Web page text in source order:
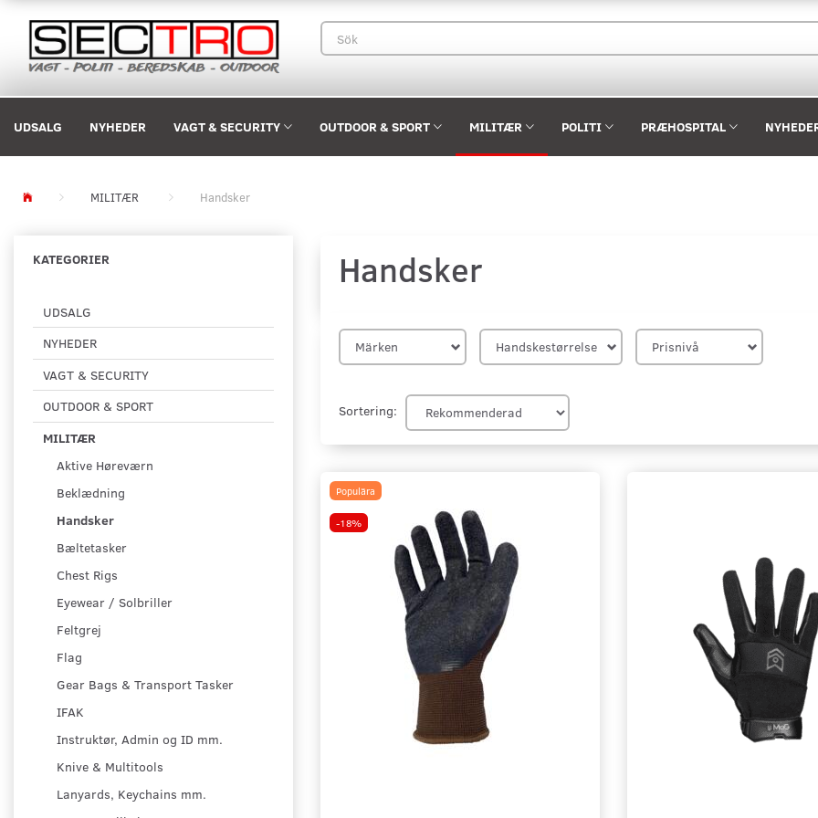
UDSALG NYHEDER VAGT & SECURITY OUTDOOR & SPORT MILITÆR POLITI PRÆHOSPITAL
MILITÆR Handsker
KATEGORIER
UDSALG
NYHEDER
VAGT & SECURITY
OUTDOOR & SPORT
MILITÆR
Aktive Høreværn
Beklædning
Handsker
Bæltetasker
Chest Rigs
Eyewear / Solbriller
Feltgrej
Flag
Gear Bags & Transport Tasker
IFAK
Instruktør, Admin og ID mm.
Knive & Multitools
Lanyards, Keychains mm.
Handsker
Märken Handskestørrelse Prisnivå
Sortering:
Populära
-18%